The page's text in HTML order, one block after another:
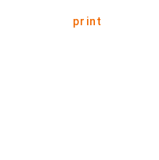
print